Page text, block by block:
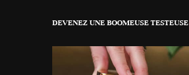
DEVENEZ UNE BOOMEUSE TESTEUSE